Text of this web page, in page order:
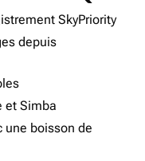
SkyPriority
depuis
et Simba
une boisson de